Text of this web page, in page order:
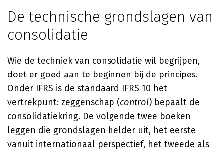
De technische grondslagen van
consolidatie
Wie de techniek van consolidatie wil begrijpen,
doet er goed aan te beginnen bij de principes.
Onder IFRS is de standaard IFRS 10 het
vertrekpunt: zeggenschap (control) bepaalt de
consolidatiekring. De volgende twee boeken
leggen die grondslagen helder uit, het eerste
vanuit internationaal perspectief, het tweede als